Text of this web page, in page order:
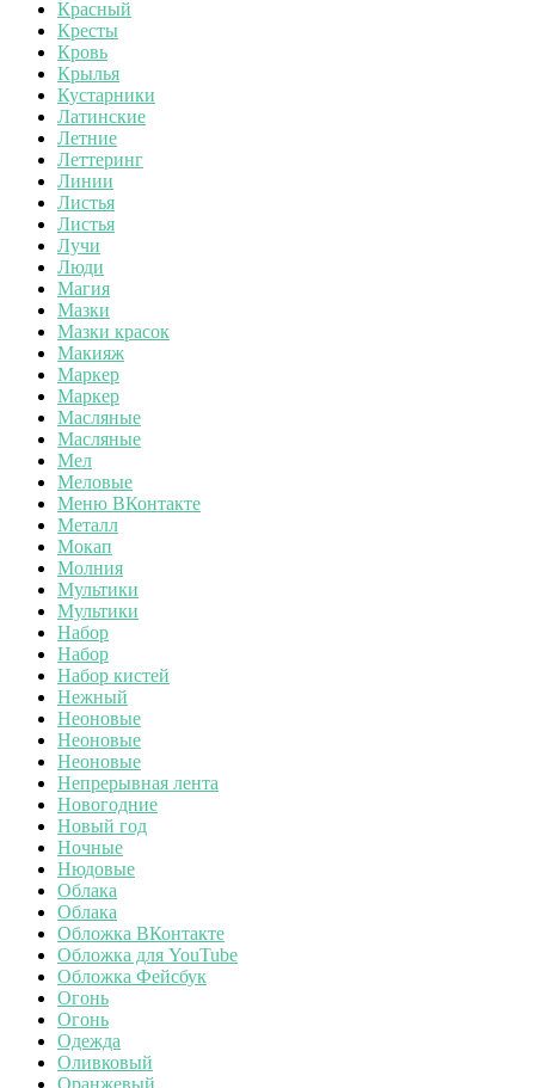
Красный
Кресты
Кровь
Крылья
Кустарники
Латинские
Летние
Леттеринг
Линии
Листья
Листья
Лучи
Люди
Магия
Мазки
Мазки красок
Макияж
Маркер
Маркер
Масляные
Масляные
Мел
Меловые
Меню ВКонтакте
Металл
Мокап
Молния
Мультики
Мультики
Набор
Набор
Набор кистей
Нежный
Неоновые
Неоновые
Неоновые
Непрерывная лента
Новогодние
Новый год
Ночные
Нюдовые
Облака
Облака
Обложка ВКонтакте
Обложка для YouTube
Обложка Фейсбук
Огонь
Огонь
Одежда
Оливковый
Оранжевый